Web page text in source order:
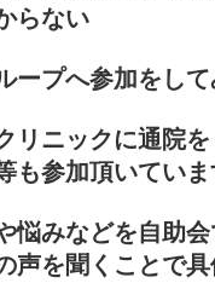
らない
ープへ参加をし
リニックに通院
も参加頂いてい
悩みなどを自助
声を聞くことで